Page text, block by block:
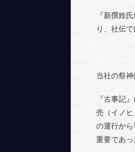
『新撰姓
り、社伝
当社の祭
『古事記
売（イノ
の運行か
重要であ